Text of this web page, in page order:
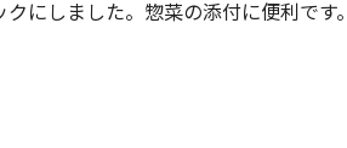
にしました。惣菜の添付に便利です。